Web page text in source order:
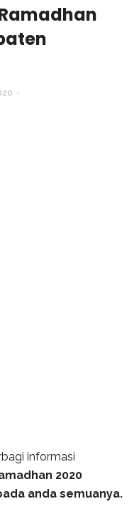
informasi
2020
anda semuanya.